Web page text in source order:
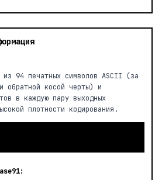
из 94 печатных символов ASCII (за
обратной косой черты) и
в каждую пару выходных
плотности кодирования.